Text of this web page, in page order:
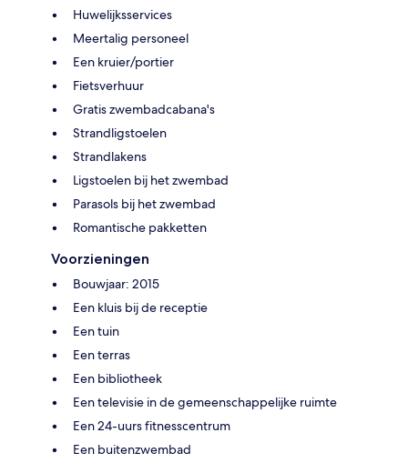
Huwelijksservices
Meertalig personeel
Een kruier/portier
Fietsverhuur
Gratis zwembadcabana's
Strandligstoelen
Strandlakens
Ligstoelen bij het zwembad
Parasols bij het zwembad
Romantische pakketten
Voorzieningen
Bouwjaar: 2015
Een kluis bij de receptie
Een tuin
Een terras
Een bibliotheek
Een televisie in de gemeenschappelijke ruimte
Een 24-uurs fitnesscentrum
Een buitenzwembad